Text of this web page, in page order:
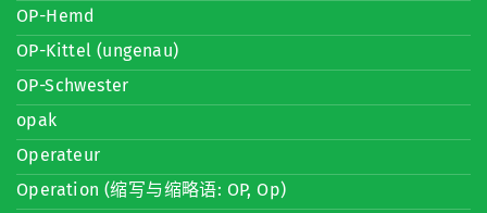
OP-Hemd
OP-Kittel (ungenau)
OP-Schwester
opak
Operateur
Operation (缩写与缩略语: OP, Op)